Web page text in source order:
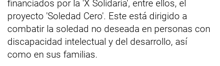
financiados por la 'X Solidaria', entre ellos, el
proyecto 'Soledad Cero'. Este está dirigido a
combatir la soledad no deseada en personas con
discapacidad intelectual y del desarrollo, así
como en sus familias.